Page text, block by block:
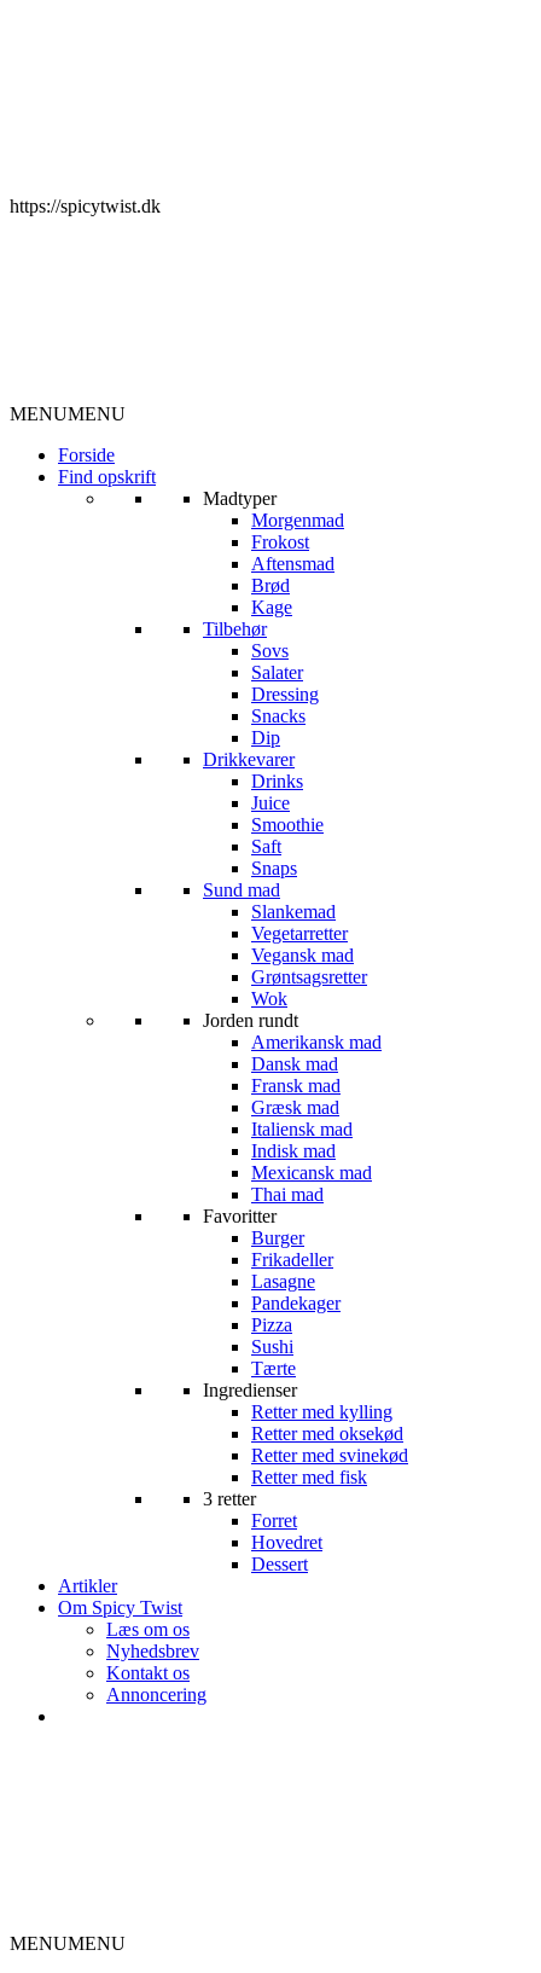
https://spicytwist.dk
MENUMENU
Forside
Find opskrift
Madtyper
Morgenmad
Frokost
Aftensmad
Brød
Kage
Tilbehør
Sovs
Salater
Dressing
Snacks
Dip
Drikkevarer
Drinks
Juice
Smoothie
Saft
Snaps
Sund mad
Slankemad
Vegetarretter
Vegansk mad
Grøntsagsretter
Wok
Jorden rundt
Amerikansk mad
Dansk mad
Fransk mad
Græsk mad
Italiensk mad
Indisk mad
Mexicansk mad
Thai mad
Favoritter
Burger
Frikadeller
Lasagne
Pandekager
Pizza
Sushi
Tærte
Ingredienser
Retter med kylling
Retter med oksekød
Retter med svinekød
Retter med fisk
3 retter
Forret
Hovedret
Dessert
Artikler
Om Spicy Twist
Læs om os
Nyhedsbrev
Kontakt os
Annoncering
MENUMENU